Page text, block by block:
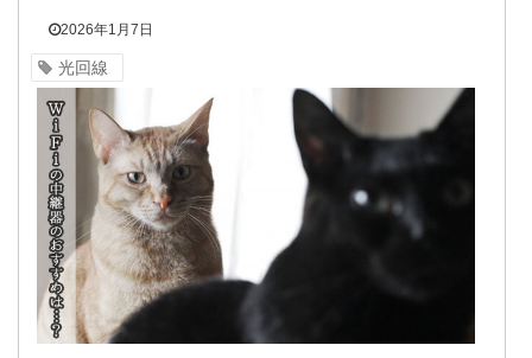
2026年1月7日
光回線